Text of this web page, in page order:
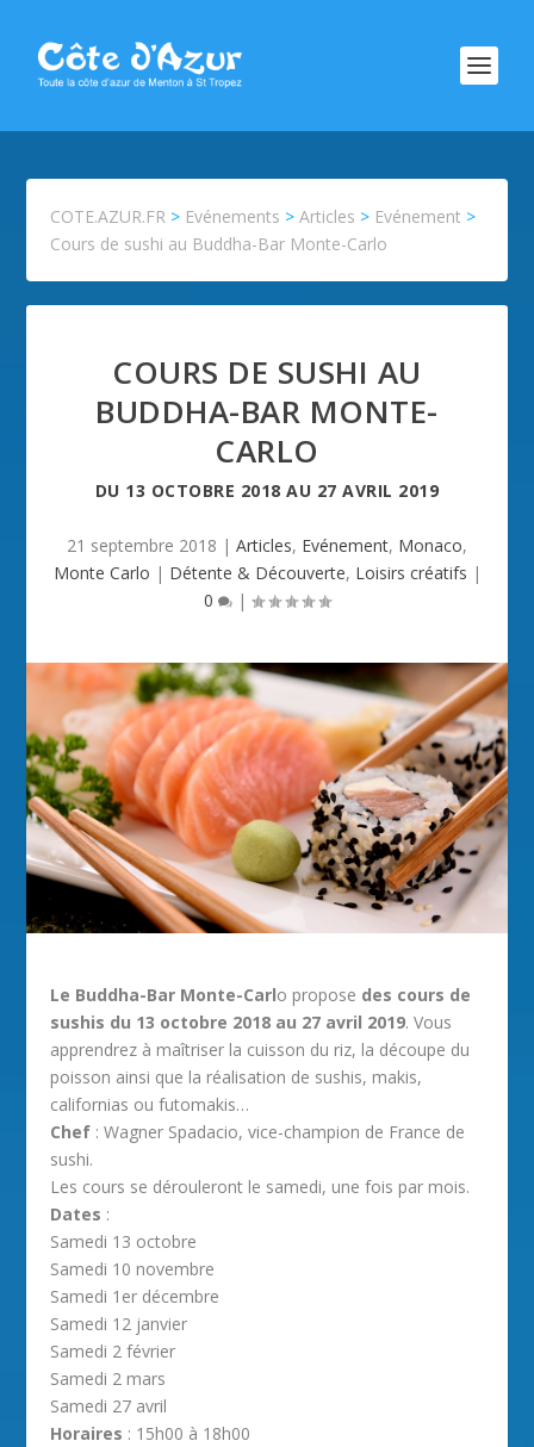
COTE.AZUR.FR > Evénements >Articles > Evénement >
Cours de sushi au Buddha-Bar Monte-Carlo
COURS DE SUSHI AU
BUDDHA-BAR MONTE-
CARLO
DU 13 OCTOBRE 2018 AU 27 AVRIL 2019
21 septembre 2018 | Articles, Evénement, Monaco,
Monte Carlo | Détente & Découverte, Loisirs créatifs |
0
|
Le Buddha-Bar Monte-Carlo propose des cours de
sushis du 13 octobre 2018 au 27 avril 2019. Vous
apprendrez à maîtriser la cuisson du riz, la découpe du
poisson ainsi que la réalisation de sushis, makis,
californias ou futomakis…
Chef : Wagner Spadacio, vice-champion de France de
sushi.
Les cours se dérouleront le samedi, une fois par mois.
Dates :
Samedi 13 octobre
Samedi 10 novembre
Samedi 1er décembre
Samedi 12 janvier
Samedi 2 février
Samedi 2 mars
Samedi 27 avril
Horaires : 15h00 à 18h00